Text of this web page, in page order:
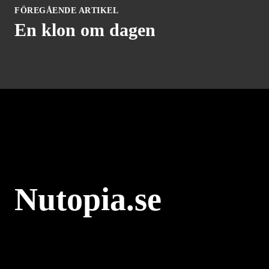
FÖREGÅENDE ARTIKEL
En klon om dagen
Nutopia.se